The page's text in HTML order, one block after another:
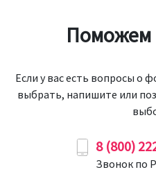
Поможем
Если у вас есть вопросы о
выбрать, напишите или
8 (800)
Звонок по